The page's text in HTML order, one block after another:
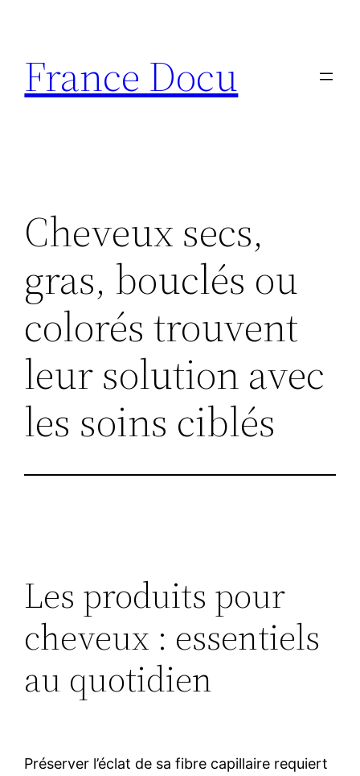
contenu
France Docu
Cheveux secs,
gras, bouclés ou
colorés trouvent
leur solution avec
les soins ciblés
Les produits pour
cheveux : essentiels
au quotidien
Préserver l’éclat de sa fibre capillaire requiert